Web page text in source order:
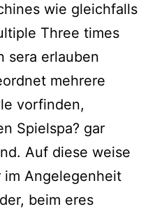
wie gleichfalls
Three times
sera erlauben
mehrere
vorfinden,
Spielspa? gar
Auf diese weise
im Angelegenheit
beim eres